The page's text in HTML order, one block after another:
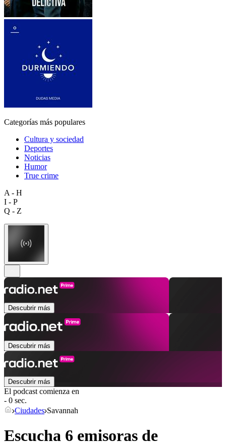
Categorías más populares
Cultura y sociedad
Deportes
Noticias
Humor
True crime
A - H
I - P
Q - Z
Descubrir más
Descubrir más
Descubrir más
El podcast comienza en
- 0 sec.
Ciudades Savannah
Escucha 6 emisoras de